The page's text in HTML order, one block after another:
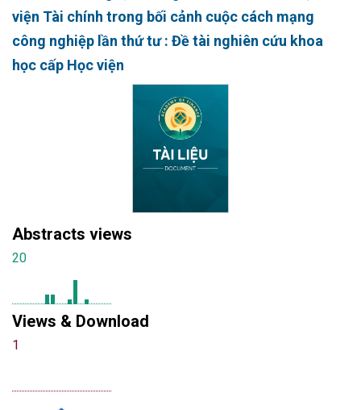
viện Tài chính trong bối cảnh cuộc cách mạng
công nghiệp lần thứ tư : Đề tài nghiên cứu khoa
học cấp Học viện
Abstracts views
20
Views & Download
1